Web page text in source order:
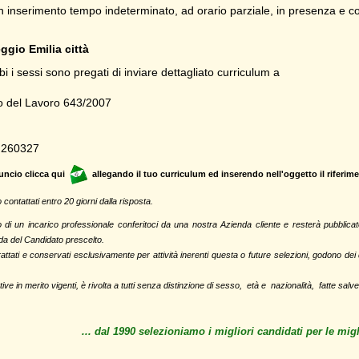
inserimento tempo indeterminato, ad orario parziale, in presenza e
Emilia città
i sessi sono pregati di inviare dettagliato curriculum a
del Lavoro 643/2007
clicca qui allegando il tuo curriculum ed inserendo nell'oggetto il
entro 20 giorni dalla risposta.
un incarico professionale conferitoci da una nostra Azienda cliente e resterà
del Candidato prescelto.
e conservati esclusivamente per attività inerenti questa o future selezioni, godono
in merito vigenti, è rivolta a tutti senza distinzione di sesso, età e nazionalità, fatte
... dal 1990 selezioniamo i migliori candidati per le